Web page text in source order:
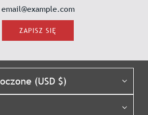
ZAPISZ SIĘ
(USD $)